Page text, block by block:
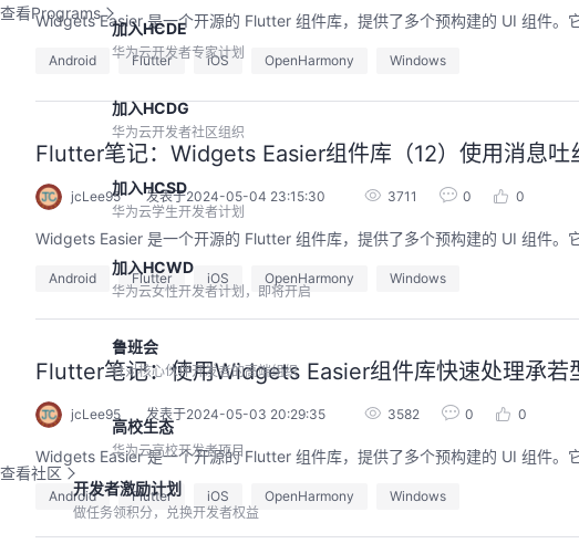
查看Programs
加入HCDE
华为云开发者专家计划
加入HCDG
华为云开发者社区组织
加入HCSD
华为云学生开发者计划
加入HCWD
华为云女性开发者计划，即将开启
鲁班会
针对核心伙伴开发者的高端组织
高校生态
华为云高校开发者项目
查看社区
开发者激励计划
做任务领积分，兑换开发者权益
Widgets Easier 是一个开源的 Flutter 组件库，提供了多个预构建的 UI 组件。
Android Flutter iOS OpenHarmony Windows
Flutter笔记：Widgets Easier组件库（12）使用消息吐
jcLee95 发表于2024-05-04 23:15:30 3711 0 0
Widgets Easier 是一个开源的 Flutter 组件库，提供了多个预构建的 UI 组件。
Android Flutter iOS OpenHarmony Windows
Flutter笔记：使用Widgets Easier组件库快速处理承若
jcLee95 发表于2024-05-03 20:29:35 3582 0 0
Widgets Easier 是一个开源的 Flutter 组件库，提供了多个预构建的 UI 组件。
Android Flutter iOS OpenHarmony Windows